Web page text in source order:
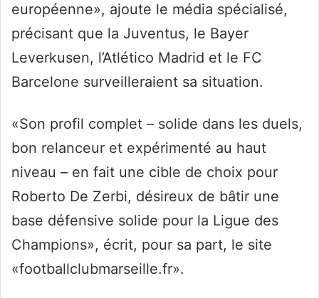
européenne», ajoute le média spécialisé,
précisant que la Juventus, le Bayer
Leverkusen, l’Atlético Madrid et le FC
Barcelone surveilleraient sa situation.
«Son profil complet – solide dans les duels,
bon relanceur et expérimenté au haut
niveau – en fait une cible de choix pour
Roberto De Zerbi, désireux de bâtir une
base défensive solide pour la Ligue des
Champions», écrit, pour sa part, le site
«footballclubmarseille.fr».